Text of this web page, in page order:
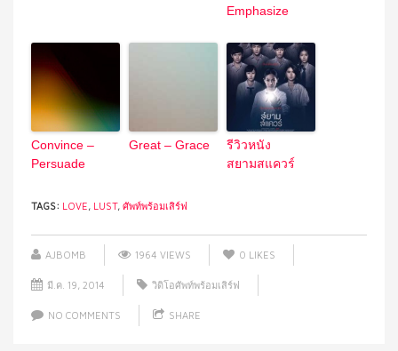
Emphasize
Convince –
Persuade
Great – Grace
รีวิวหนัง
สยามสแควร์
TAGS: LOVE, LUST, ศัพท์พร้อมเสิร์ฟ
AJBOMB 1964 VIEWS 0 LIKES
มี.ค. 19, 2014 วิดิโอศัพท์พร้อมเสิร์ฟ
NO COMMENTS SHARE